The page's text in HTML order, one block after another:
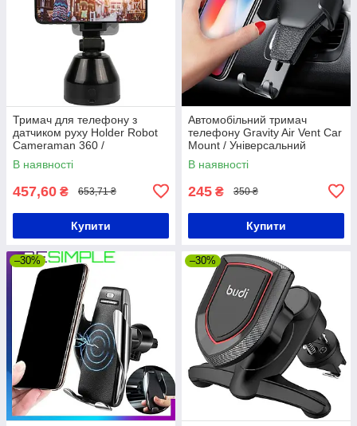
Тримач для телефону з
датчиком руху Holder Robot
Cameraman 360 /
Поворотний штатив для
смартфона
В наявності
457,60 ₴ 653,71 ₴
Купити
Автомобільний тримач
телефону Gravity Air Vent Car
Mount / Універсальний
автотримач на решітку
вентиляції
В наявності
245 ₴ 350 ₴
Купити
–30% –30%